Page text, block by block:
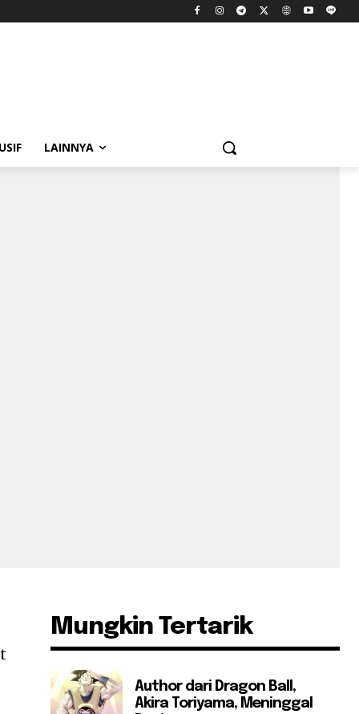
LAINNYA
Mungkin Tertarik
Author dari Dragon Ball,
Akira Toriyama, Meninggal